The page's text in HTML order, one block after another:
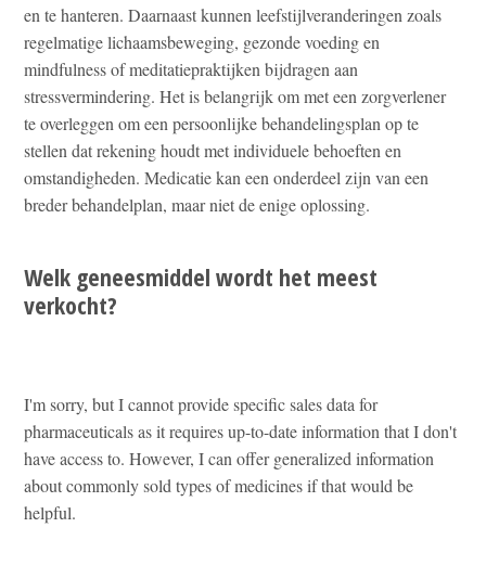
en te hanteren. Daarnaast kunnen leefstijlveranderingen zoals
regelmatige lichaamsbeweging, gezonde voeding en
mindfulness of meditatiepraktijken bijdragen aan
stressvermindering. Het is belangrijk om met een zorgverlener
te overleggen om een persoonlijke behandelingsplan op te
stellen dat rekening houdt met individuele behoeften en
omstandigheden. Medicatie kan een onderdeel zijn van een
breder behandelplan, maar niet de enige oplossing.
Welk geneesmiddel wordt het meest
verkocht?
I'm sorry, but I cannot provide specific sales data for
pharmaceuticals as it requires up-to-date information that I don't
have access to. However, I can offer generalized information
about commonly sold types of medicines if that would be
helpful.